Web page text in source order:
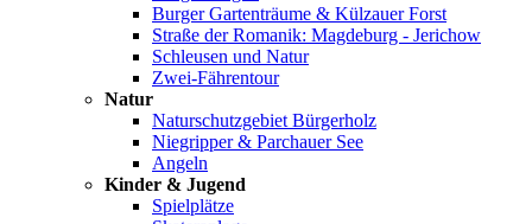
Burger Gartenträume & Külzauer Forst
Straße der Romanik: Magdeburg - Jerichow
Schleusen und Natur
Zwei-Fährentour
Natur
Naturschutzgebiet Bürgerholz
Niegripper & Parchauer See
Angeln
Kinder & Jugend
Spielplätze